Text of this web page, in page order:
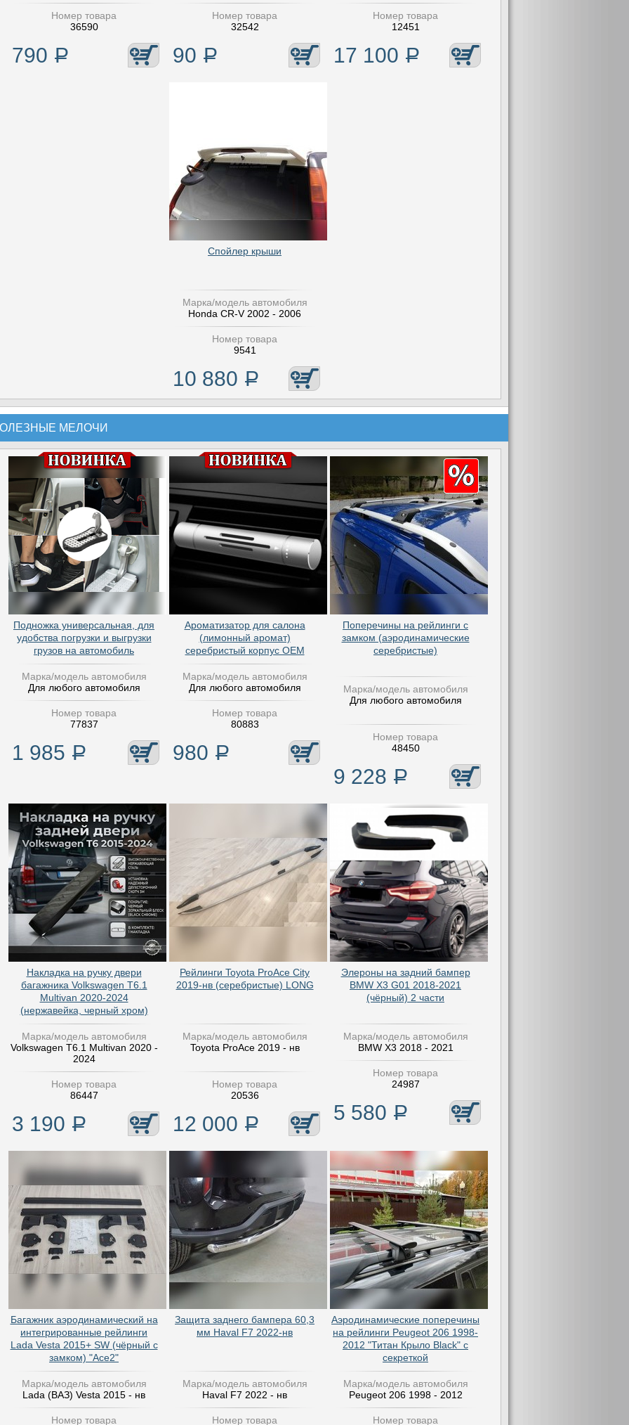
Номер товара
36590
790 Р
Номер товара
32542
90 Р
Номер товара
12451
17 100 Р
Спойлер крыши
Марка/модель автомобиля
Honda CR-V 2002 - 2006
Номер товара
9541
10 880 Р
МЕЛОЧИ
Подножка универсальная, для
удобства погрузки и выгрузки
грузов на автомобиль
Марка/модель автомобиля
Для любого автомобиля
Номер товара
77837
1 985 Р
Ароматизатор для салона
(лимонный аромат)
серебристый корпус OEM
Марка/модель автомобиля
Для любого автомобиля
Номер товара
80883
980 Р
Поперечины на рейлинги с
замком (аэродинамические
серебристые)
Марка/модель автомобиля
Для любого автомобиля
Номер товара
48450
9 228 Р
Накладка на ручку двери
багажника Volkswagen T6.1
Multivan 2020-2024
(нержавейка, черный хром)
Марка/модель автомобиля
Volkswagen T6.1 Multivan 2020 -
2024
Номер товара
86447
3 190 Р
Рейлинги Toyota ProAce City
2019-нв (серебристые) LONG
Марка/модель автомобиля
Toyota ProAce 2019 - нв
Номер товара
20536
12 000 Р
Элероны на задний бампер
BMW X3 G01 2018-2021
(чёрный) 2 части
Марка/модель автомобиля
BMW X3 2018 - 2021
Номер товара
24987
5 580 Р
Багажник аэродинамический на
интегрированные рейлинги
Lada Vesta 2015+ SW (чёрный с
замком) "Ace2"
Марка/модель автомобиля
Lada (ВАЗ) Vesta 2015 - нв
Номер товара
Защита заднего бампера 60,3
мм Haval F7 2022-нв
Марка/модель автомобиля
Haval F7 2022 - нв
Номер товара
Аэродинамические поперечины
на рейлинги Peugeot 206 1998-
2012 "Титан Крыло Black" с
секреткой
Марка/модель автомобиля
Peugeot 206 1998 - 2012
Номер товара